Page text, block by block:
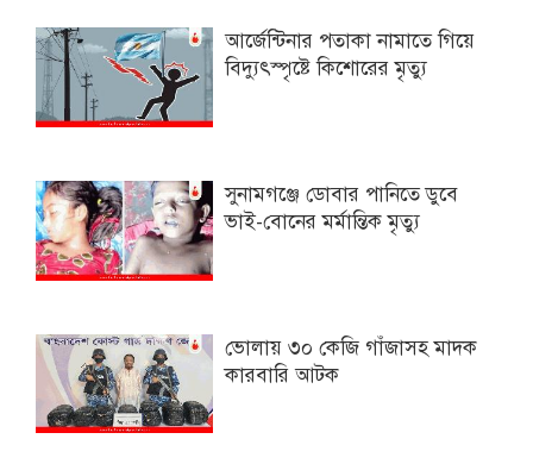
আর্জেন্টিনার পতাকা নামাতে গিয়ে
বিদ্যুৎস্পৃষ্টে কিশোরের মৃত্যু
সুনামগঞ্জে ডোবার পানিতে ডুবে
ভাই-বোনের মর্মান্তিক মৃত্যু
ভোলায় ৩০ কেজি গাঁজাসহ মাদক
কারবারি আটক